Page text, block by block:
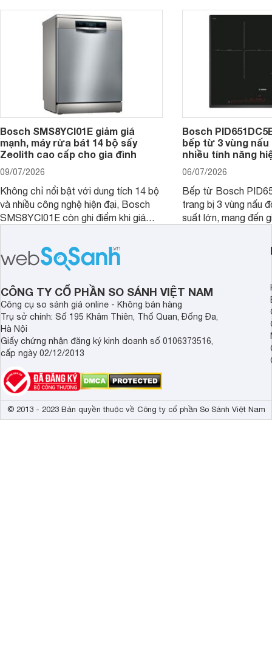
nhiều cửa hàng, đại lý.
mẫu bếp đáp ứng
Bosch SMS8YCI01E giảm giá
mạnh, máy rửa bát 14 bộ sấy
Zeolith cao cấp cho gia đình
09/07/2026
Không chỉ nổi bật với dung tích 14 bộ
và nhiều công nghệ hiện đại, Bosch
SMS8YCI01E còn ghi điểm khi giá
giá trị/chi phí hấp dẫn hơn cho người
dùng đang tìm kiếm một mẫu máy rửa
bát cao cấp.
Bosch
bếp từ 3 vùng
nhiều tính năng
06/07/2026
Bếp từ Bosch
trang bị 3 vùng nấu
suất lớn, mang đến
CÔNG TY CỔ PHẦN SO SÁNH VIỆT NAM
Công cụ so sánh giá online - Không bán hàng
Trụ sở chính: Số 195 Khâm Thiên, Thổ Quan, Đống Đa,
Hà Nội
Giấy chứng nhận đăng ký kinh doanh số 0106373516,
cấp ngày 02/12/2013
© 2013 - 2023 Bản quyền thuộc về Công ty cổ phần So Sánh Việt Nam